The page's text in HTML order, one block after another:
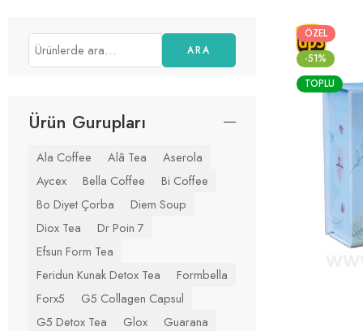
ÖZEL
-51%
TOPLU
ARA
Ürün Gurupları
Ala Coffee Alâ Tea
Aserola
Aycex
Bella Coffee
Bi Coffee
Bo Diyet Çorba
Diem Soup
Diox Tea
Dr Poin 7
Efsun Form Tea
Feridun Kunak Detox Tea
Formbella
Forx5
G5 Collagen Capsul
G5 Detox Tea
Glox
Guarana